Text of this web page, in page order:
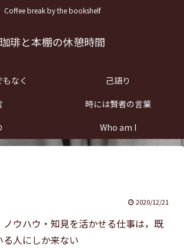
Coffee break by the bookshelf
珈琲と本棚の休憩時間
なく
己語り
時には賢者の言葉
Who am I
2020/12/21
ウハウ・知見を活かせる仕事は，既
る人にしか来ない